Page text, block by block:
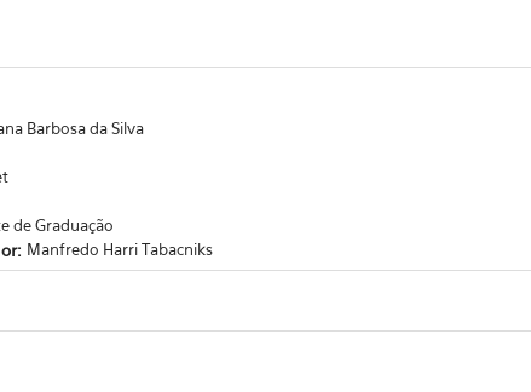
Barbosa da Silva
de Graduação
Manfredo Harri Tabacniks